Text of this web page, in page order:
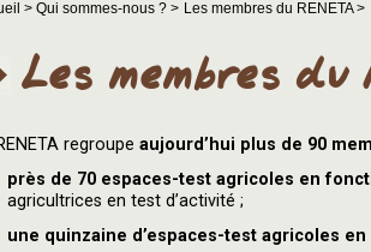
> Qui sommes-nous ? > Les membres du RENETA >
Les membres du
regroupe aujourd’hui plus de 90
près de 70 espaces-test agricoles en
agricultrices en test d’activité ;
une quinzaine d’espaces-test agricoles